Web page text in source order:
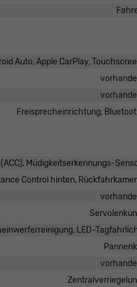
Auto, Apple CarPlay,
Freisprecheinrichtung,
Müdigkeitserkennungs-
Control hinten,
LED-